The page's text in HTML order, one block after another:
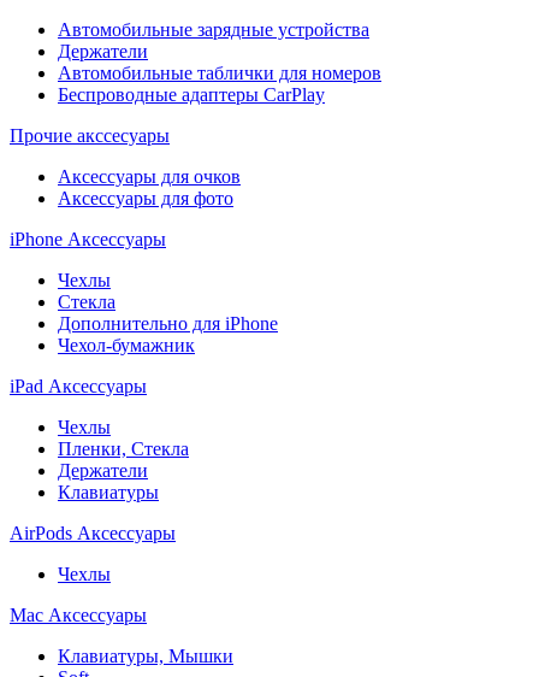
Автомобильные зарядные устройства
Держатели
Автомобильные таблички для номеров
Беспроводные адаптеры CarPlay
Прочие акссесуары
Аксессуары для очков
Аксессуары для фото
iPhone Аксессуары
Чехлы
Стекла
Дополнительно для iPhone
Чехол-бумажник
iPad Аксессуары
Чехлы
Пленки, Стекла
Держатели
Клавиатуры
AirPods Аксессуары
Чехлы
Mac Аксессуары
Клавиатуры, Мышки